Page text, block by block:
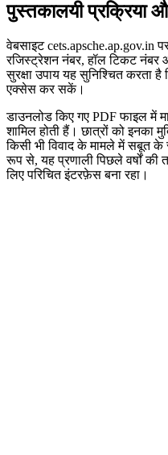
पुस्तकालयी प्रक्रिया
वेबसाइट cets.apsche.ap.gov.in
रजिस्ट्रेशन नंबर, हॉल टिकट नंबर
सुरक्षा उपाय यह सुनिश्चित करता है
एक्सेस कर सकें।
डाउनलोड किए गए PDF फाइल में
शामिल होती हैं। छात्रों को इनका
किसी भी विवाद के मामले में सबूत
रूप से, यह प्रणाली पिछले वर्षों की
लिए परिचित इंटरफ़ेस बना रहा।